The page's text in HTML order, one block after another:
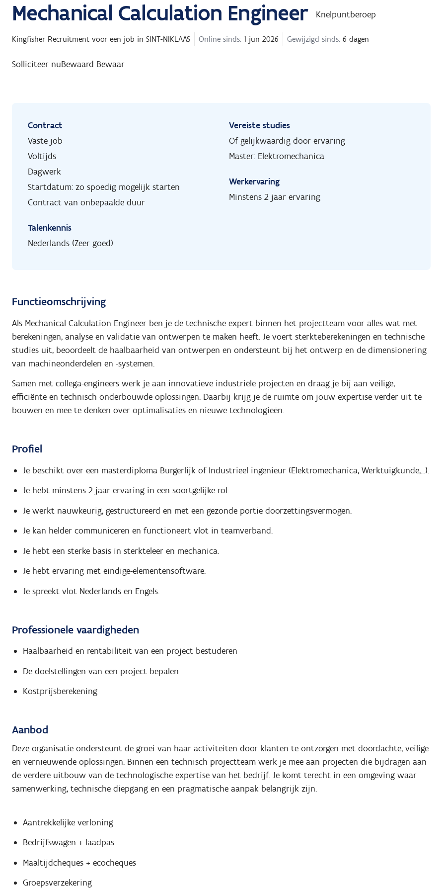
Mechanical Calculation Engineer Knelpuntberoep
Kingfisher Recruitment voor een job in SINT-NIKLAAS Online sinds: 1 jun 2026 Gewijzigd sinds: 6 dagen
Solliciteer nuBewaard Bewaar
Contract
Vaste job
Voltijds
Dagwerk
Startdatum: zo spoedig mogelijk starten
Contract van onbepaalde duur
Talenkennis
Nederlands (Zeer goed)
Vereiste studies
Of gelijkwaardig door ervaring
Master: Elektromechanica
Werkervaring
Minstens 2 jaar ervaring
Functieomschrijving
Als Mechanical Calculation Engineer ben je de technische expert binnen het projectteam voor alles wat met
berekeningen, analyse en validatie van ontwerpen te maken heeft. Je voert sterkteberekeningen en technische
studies uit, beoordeelt de haalbaarheid van ontwerpen en ondersteunt bij het ontwerp en de dimensionering
van machineonderdelen en -systemen.
Samen met collega-engineers werk je aan innovatieve industriële projecten en draag je bij aan veilige,
efficiënte en technisch onderbouwde oplossingen. Daarbij krijg je de ruimte om jouw expertise verder uit te
bouwen en mee te denken over optimalisaties en nieuwe technologieën.
Profiel
Je beschikt over een masterdiploma Burgerlijk of Industrieel ingenieur (Elektromechanica, Werktuigkunde,...).
Je hebt minstens 2 jaar ervaring in een soortgelijke rol.
Je werkt nauwkeurig, gestructureerd en met een gezonde portie doorzettingsvermogen.
Je kan helder communiceren en functioneert vlot in teamverband.
Je hebt een sterke basis in sterkteleer en mechanica.
Je hebt ervaring met eindige-elementensoftware.
Je spreekt vlot Nederlands en Engels.
Professionele vaardigheden
Haalbaarheid en rentabiliteit van een project bestuderen
De doelstellingen van een project bepalen
Kostprijsberekening
Aanbod
Deze organisatie ondersteunt de groei van haar activiteiten door klanten te ontzorgen met doordachte, veilige
en vernieuwende oplossingen. Binnen een technisch projectteam werk je mee aan projecten die bijdragen aan
de verdere uitbouw van de technologische expertise van het bedrijf. Je komt terecht in een omgeving waar
samenwerking, technische diepgang en een pragmatische aanpak belangrijk zijn.
Aantrekkelijke verloning
Bedrijfswagen + laadpas
Maaltijdcheques + ecocheques
Groepsverzekering